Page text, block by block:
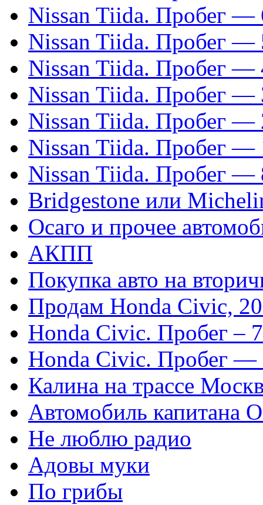
Nissan Tiida. Пробег —
Nissan Tiida. Пробег —
Nissan Tiida. Пробег —
Nissan Tiida. Пробег —
Nissan Tiida. Пробег —
Nissan Tiida. Пробег —
Nissan Tiida. Пробег —
Bridgestone или
Осаго и прочее
АКПП
Покупка авто на
Продам Honda Civic,
Honda Civic. Пробег –
Honda Civic. Пробег —
Калина на трассе
Автомобиль капитана
Не люблю радио
Адовы муки
По грибы